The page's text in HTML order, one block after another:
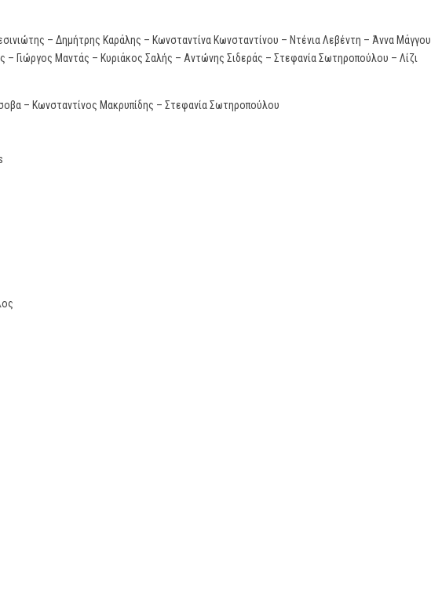
– Δημήτρης Καράλης – Κωνσταντίνα Κωνσταντίνου – Ντένια Λεβέντη – Άννα Μάγγου
– Γιώργος Μαντάς – Κυριάκος Σαλής – Αντώνης Σιδεράς – Στεφανία Σωτηροπούλου – Λίζι
– Κωνσταντίνος Μακρυπίδης – Στεφανία Σωτηροπούλου